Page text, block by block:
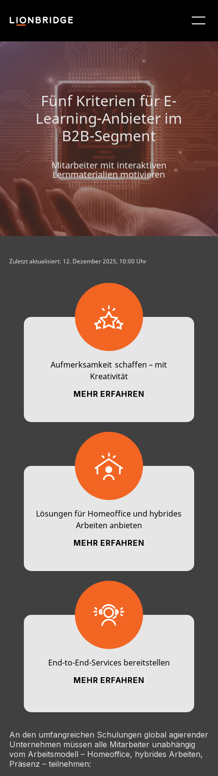
Fünf Kriterien für E-
Learning-Anbieter im
B2B-Segment
Mitarbeiter mit interaktiven
Lernmaterialien motivieren
Zuletzt aktualisiert: 12. Dezember 2025, 10:00 Uhr
MEHR ERFAHREN
Aufmerksamkeit schaffen – mit
Kreativität
MEHR ERFAHREN
Lösungen für Homeoffice und hybrides
Arbeiten anbieten
MEHR ERFAHREN
End-to-End-Services bereitstellen
An den umfangreichen Schulungen global agierender
Unternehmen müssen alle Mitarbeiter unabhängig
vom Arbeitsmodell – Homeoffice, hybrides Arbeiten,
Präsenz – teilnehmen: